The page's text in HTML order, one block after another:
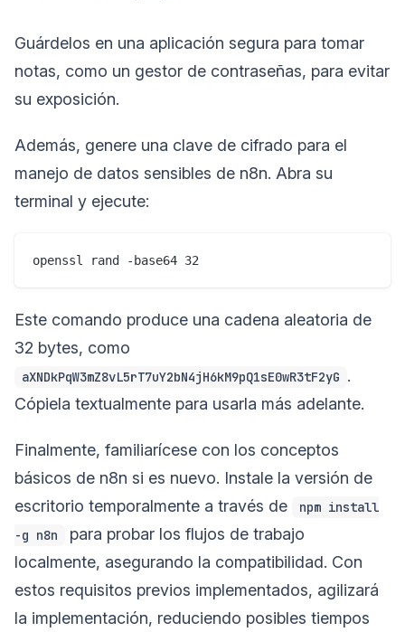
Guárdelos en una aplicación segura para tomar
notas, como un gestor de contraseñas, para evitar
su exposición.
Además, genere una clave de cifrado para el
manejo de datos sensibles de n8n. Abra su
terminal y ejecute:
Este comando produce una cadena aleatoria de
32 bytes, como
aXNDkPqW3mZ8vL5rT7uY2bN4jH6kM9pQ1sE0wR3tF2yG .
Cópiela textualmente para usarla más adelante.
Finalmente, familiarícese con los conceptos
básicos de n8n si es nuevo. Instale la versión de
escritorio temporalmente a través de
npm install
-g n8n
para probar los flujos de trabajo
localmente, asegurando la compatibilidad. Con
estos requisitos previos implementados, agilizará
la implementación, reduciendo posibles tiempos